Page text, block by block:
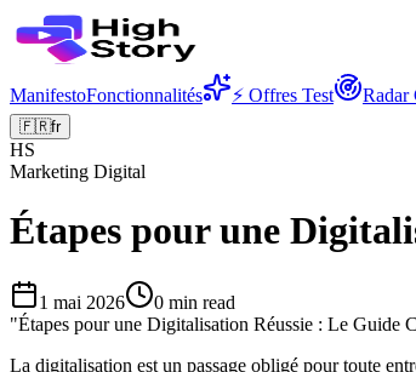
ManifestoFonctionnalités ⚡ Offres Test Radar
🇫🇷fr
HS
Marketing Digital
Étapes pour une
1 mai 2026 0 min read
"Étapes pour une Digitalisation Réussie : Le Guide
La digitalisation est un passage obligé pour toute